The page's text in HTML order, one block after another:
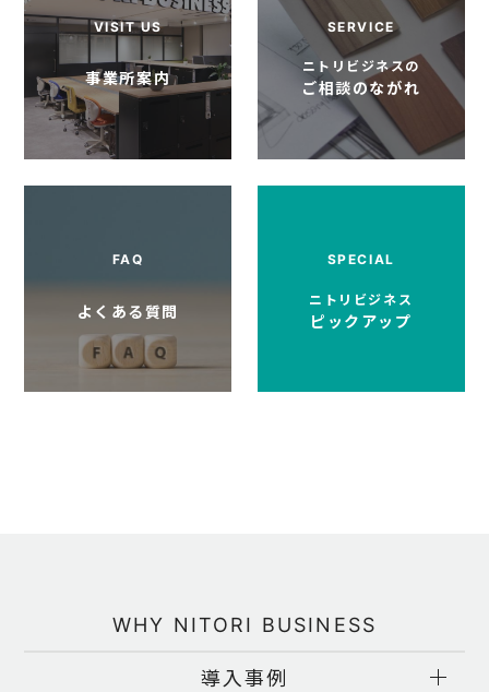
事業所案内
ニトリビジネスの
ご相談のながれ
よくある質問
ニトリビジネス
ピックアップ
WHY NITORI BUSINESS
導入事例